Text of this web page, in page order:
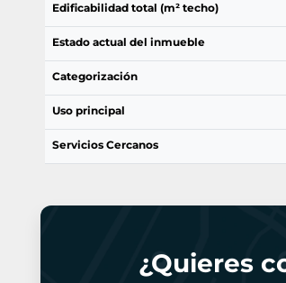
Edificabilidad total (m² techo)
Estado actual del inmueble
Categorización
Uso principal
Servicios Cercanos
¿Quieres